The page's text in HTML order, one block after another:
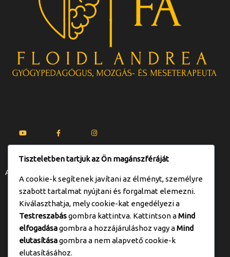
Adatkezelési tájékoztató
2094. Nagykovácsi,Kossuth Lajos u. 71.
mozgasterapeuta1@gmail.com
Tiszteletben tartjuk az Ön magánszféráját
A cookie-k segítenek javítani az élményt, személyre
szabott tartalmat nyújtani és forgalmat elemezni.
Kiválaszthatja, mely cookie-kat engedélyezi a
Testreszabásgombra kattintva. Kattintson aMind
elfogadásagombra a hozzájáruláshoz vagy aMind
elutasításagombra a nem alapvető cookie-k
elutasításához.